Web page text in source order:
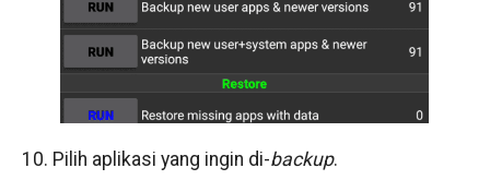
10. Pilih aplikasi yang ingin di-backup.